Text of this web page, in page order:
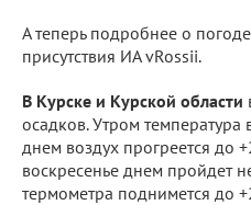
А теперь подробнее о
присутствия ИА vRossii.
В Курске и Курской области
осадков. Утром температура
днем воздух прогреется до
воскресенье днем пройдет
термометра поднимется до